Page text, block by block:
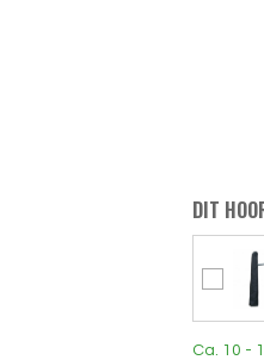
DIT
Ca. 10 -